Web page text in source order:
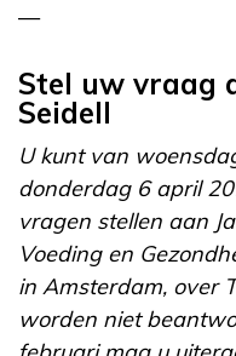
—
Stel uw vraag
Seidell
U kunt van
donderdag 6 april
vragen stellen aan
Voeding en
in Amsterdam, over
worden niet